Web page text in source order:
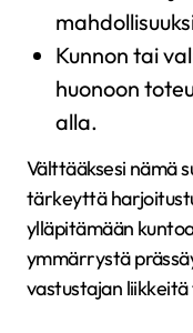
Kunnon tai
huonoon
alla.
Välttääksesi nämä
tärkeyttä
ylläpitämään
ymmärrystä
vastustajan